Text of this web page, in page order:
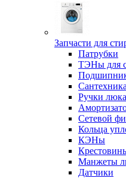
Запчасти для
Патрубки
ТЭНы для
Ручки люка
Сетевой
Кольца
КЭНы
Манжеты
Датчики